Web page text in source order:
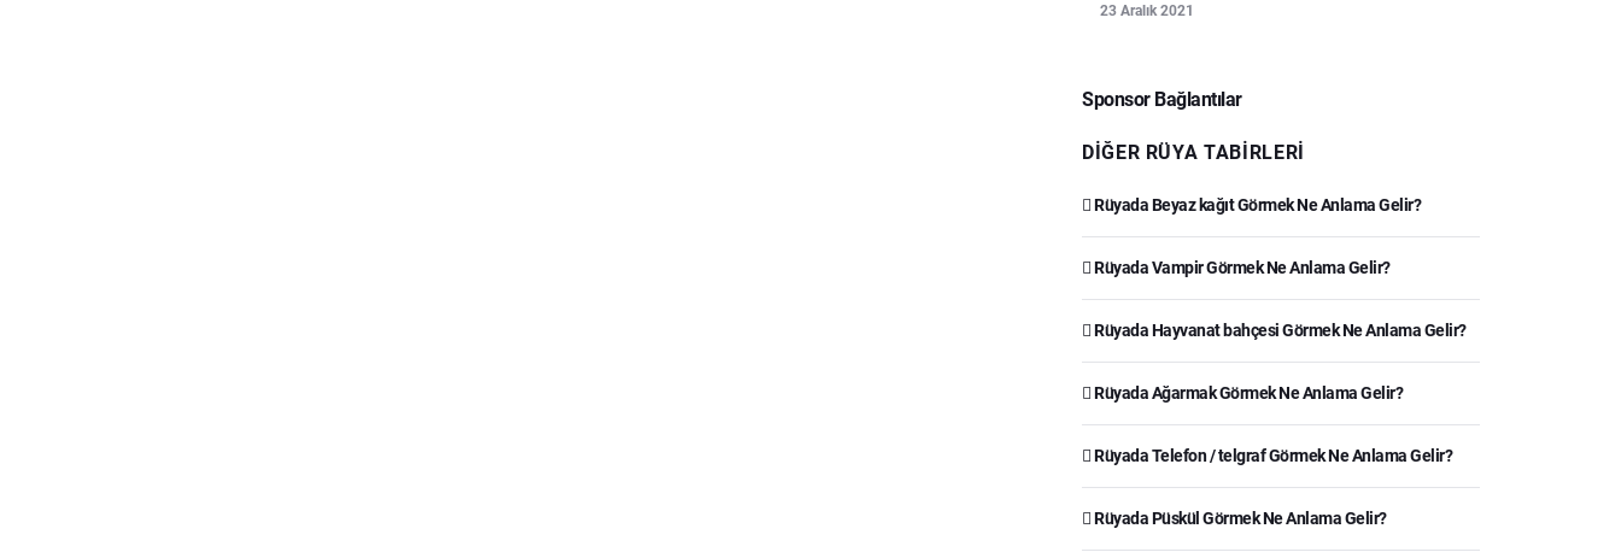
23 Aralık 2021
Sponsor Bağlantılar
DIĞER RÜYA TABIRLERI
Rüyada Beyaz kağıt Görmek Ne Anlama Gelir?
Rüyada Vampir Görmek Ne Anlama Gelir?
Rüyada Hayvanat bahçesi Görmek Ne Anlama Gelir?
Rüyada Ağarmak Görmek Ne Anlama Gelir?
Rüyada Telefon / telgraf Görmek Ne Anlama Gelir?
Rüyada Püskül Görmek Ne Anlama Gelir?